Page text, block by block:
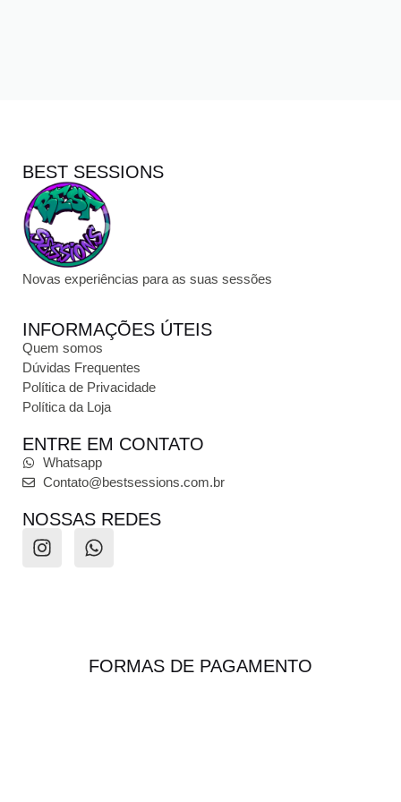
BEST SESSIONS
Novas experiências para as suas sessões
INFORMAÇÕES ÚTEIS
Quem somos
Dúvidas Frequentes
Política de Privacidade
Política da Loja
ENTRE EM CONTATO
Whatsapp
Contato@bestsessions.com.br
NOSSAS REDES
FORMAS DE PAGAMENTO